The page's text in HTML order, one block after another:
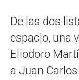
De las dos
espacio, una
Eliodoro
a Juan